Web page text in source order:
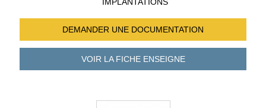
IMPLANTATIONS
DEMANDER UNE DOCUMENTATION
VOIR LA FICHEENSEIGNE